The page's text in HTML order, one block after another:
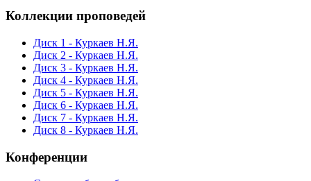
Коллекции проповедей
Диск 1 - Куркаев Н.Я.
Диск 2 - Куркаев Н.Я.
Диск 3 - Куркаев Н.Я.
Диск 4 - Куркаев Н.Я.
Диск 5 - Куркаев Н.Я.
Диск 6 - Куркаев Н.Я.
Диск 7 - Куркаев Н.Я.
Диск 8 - Куркаев Н.Я.
Конференции